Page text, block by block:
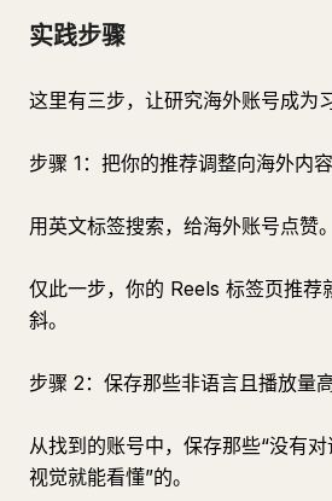
实践步骤
这里有三步，让研究海外账号成为习
步骤 1：把你的推荐调整向海外内容
用英文标签搜索，给海外账号点赞。
仅此一步，你的 Reels 标签页推荐
斜。
步骤 2：保存那些非语言且播放量
从找到的账号中，保存那些“没有
视觉就能看懂”的。